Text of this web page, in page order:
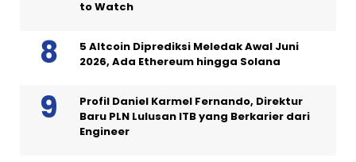
to Watch
5 Altcoin Diprediksi Meledak Awal Juni
2026, Ada Ethereum hingga Solana
Profil Daniel Karmel Fernando, Direktur
Baru PLN Lulusan ITB yang Berkarier dari
Engineer